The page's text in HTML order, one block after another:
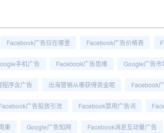
Facebook广告位在哪里 Facebook广告价格表
手机广告 Facebook广告思维 Google广告市
序含广告 出海营销从哪获得资金呢 Facebook
广告投放引流 Facebook禁用广告词
果 Google广告知网 Facebook消息互动量广告